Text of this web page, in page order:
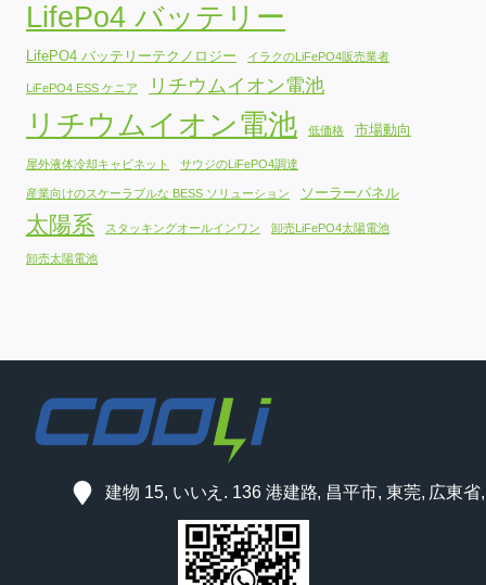
LifePo4 バッテリー
LifePO4 バッテリーテクノロジー イラクのLiFePO4販売業者
LiFePO4 ESS ケニア リチウムイオン電池
リチウムイオン電池 低価格 市場動向
屋外液体冷却キャビネット サウジのLiFePO4調達
産業向けのスケーラブルな BESS ソリューション ソーラーパネル
太陽系 スタッキングオールインワン 卸売LiFePO4太陽電池
卸売太陽電池
建物 15, いいえ. 136 港建路, 昌平市, 東莞, 広東省